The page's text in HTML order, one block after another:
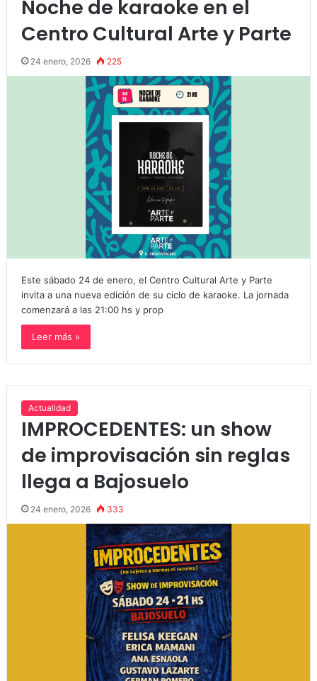
Noche de karaoke en el
Centro Cultural Arte y Parte
24 enero, 2026 225
Este sábado 24 de enero, el Centro Cultural Arte y Parte
invita a una nueva edición de su ciclo de karaoke. La jornada
comenzará a las 21:00 hs y prop
Leer más »
Actualidad
IMPROCEDENTES: un show
de improvisación sin reglas
llega a Bajosuelo
24 enero, 2026 333